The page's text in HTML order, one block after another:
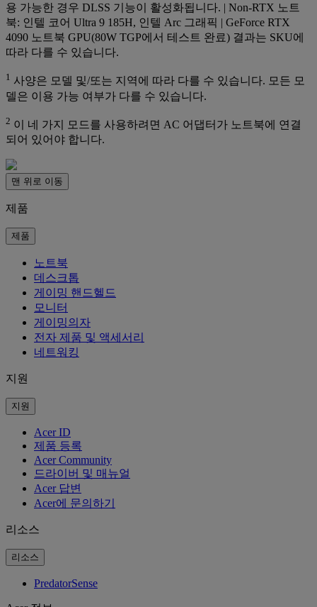
용 가능한 경우 DLSS 기능이 활성화됩니다. | Non-RTX 노트
북: 인텔 코어 Ultra 9 185H, 인텔 Arc 그래픽 | GeForce RTX
4090 노트북 GPU(80W TGP에서 테스트 완료) 결과는 SKU에
따라 다를 수 있습니다.
1 사양은 모델 및/또는 지역에 따라 다를 수 있습니다. 모든 모
델은 이용 가능 여부가 다를 수 있습니다.
2 이 네 가지 모드를 사용하려면 AC 어댑터가 노트북에 연결
되어 있어야 합니다.
맨 위로 이동
제품
제품
노트북
데스크톱
게이밍 핸드헬드
모니터
게이밍의자
전자 제품 및 액세서리
네트워킹
지원
지원
Acer ID
제품 등록
Acer Community
드라이버 및 매뉴얼
Acer 답변
Acer에 문의하기
리소스
리소스
PredatorSense